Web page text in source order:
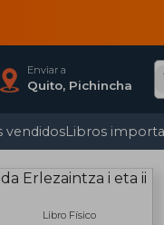
Enviar a
Quito, Pichincha
vendidosLibros
Libro Físico